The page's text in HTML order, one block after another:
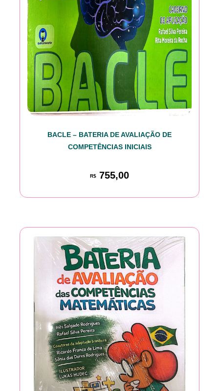
BACLE – BATERIA DE AVALIAÇÃO DE
COMPETÊNCIAS INICIAIS
R$ 755,00